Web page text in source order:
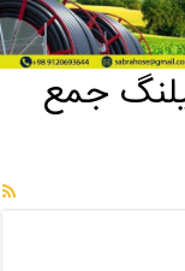
جمع